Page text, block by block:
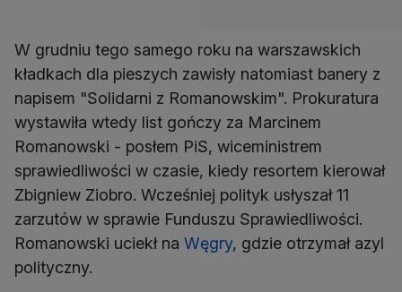
W grudniu tego samego roku na warszawskich
kładkach dla pieszych zawisły natomiast banery z
napisem "Solidarni z Romanowskim". Prokuratura
wystawiła wtedy list gończy za Marcinem
Romanowski - posłem PiS, wiceministrem
sprawiedliwości w czasie, kiedy resortem kierował
Zbigniew Ziobro. Wcześniej polityk usłyszał 11
zarzutów w sprawie Funduszu Sprawiedliwości.
Romanowski uciekł na Węgry, gdzie otrzymał azyl
polityczny.